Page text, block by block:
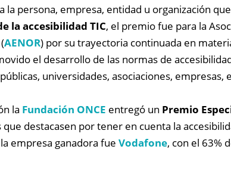
la persona, empresa, entidad u organización
la accesibilidad TIC, el premio fue para la
AENOR) por su trayectoria continuada en
el desarrollo de las normas de
universidades, asociaciones,
la Fundación ONCE entregó un Premio
destacasen por tener en cuenta la
empresa ganadora fue Vodafone, con el 63%